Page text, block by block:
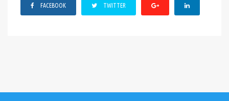
FACEBOOK TWITTER